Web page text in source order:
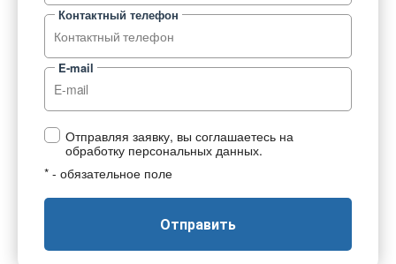
Контактный телефон
E-mail
Отправляя заявку, вы соглашаетесь на
обработку персональных данных.
* - обязательное поле
Отправить